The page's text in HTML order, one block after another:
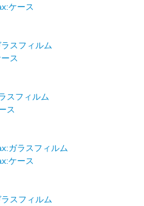
ケース
スフィルム
ス
スフィルム
ス
ガラスフィルム
ケース
スフィルム